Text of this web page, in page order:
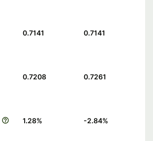
0.7141 0.7141
0.7208 0.7261
1.28% -2.84%